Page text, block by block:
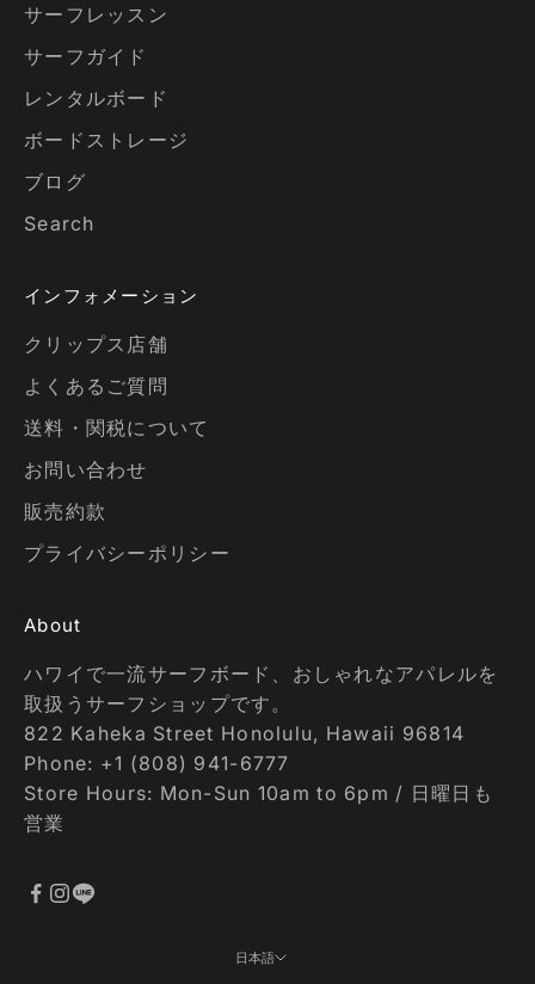
サーフレッスン
サーフガイド
レンタルボード
ボードストレージ
ブログ
Search
インフォメーション
クリップス店舗
よくあるご質問
送料・関税について
お問い合わせ
販売約款
プライバシーポリシー
About
ハワイで一流サーフボード、おしゃれなアパレルを
取扱うサーフショップです。
822 Kaheka Street Honolulu, Hawaii 96814
Phone: +1 (808) 941-6777
Store Hours: Mon-Sun 10am to 6pm / 日曜日も
営業
日本語